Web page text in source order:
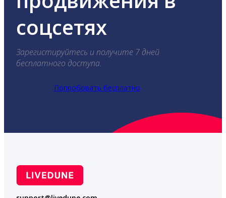
соцсетях
Зарегистируйтесь и получите 7 дней
бесплатного доступа.
Попробовать бесплатно